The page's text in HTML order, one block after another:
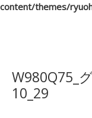
content/themes/
W980Q75_
10_29